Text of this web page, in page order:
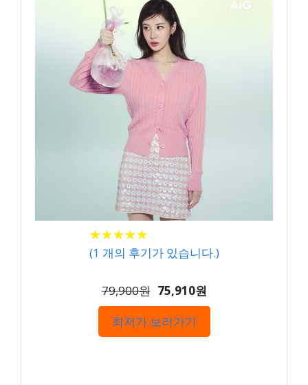
★★★★★
★★★★★
(1 개의 후기가 있습니다.)
79,900원 75,910원
최저가 보러가기